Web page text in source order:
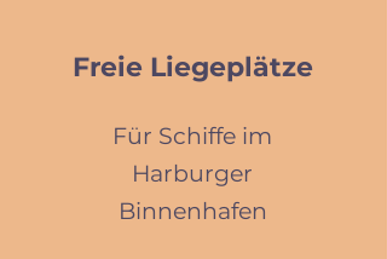
Freie Liegeplätze
Für Schiffe im
Harburger
Binnenhafen